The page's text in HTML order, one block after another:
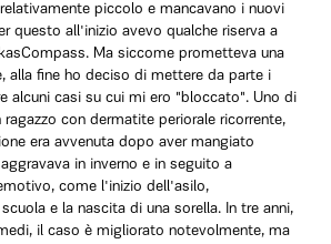
piccolo e mancavano i nuovi
questo all'inizio avevo qualche riserva a
Ma siccome prometteva una
alla fine ho deciso di mettere da parte i
alcuni casi su cui mi ero "bloccato". Uno di
con dermatite periorale ricorrente,
era avvenuta dopo aver mangiato
in inverno e in seguito a
come l'inizio dell'asilo,
e la nascita di una sorella. In tre anni,
il caso è migliorato notevolmente, ma